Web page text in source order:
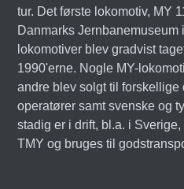
tur. Det første lokomotiv, MY
Danmarks Jernbanemuseum
lokomotiver blev gradvist
1990'erne. Nogle MY-
andre blev solgt til forskellige
operatører samt svenske og
stadig er i drift, bl.a. i
TMY og bruges til